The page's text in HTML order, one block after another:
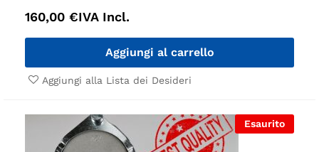
160,00 €IVA Incl.
Aggiungi al carrello
Aggiungi alla Lista dei Desideri
Esaurito